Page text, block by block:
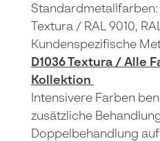
Standardmetallfarben:
Textura / RAL 9010,
Kundenspezifische
D1036 Textura / Alle
Kollektion
Intensivere Farben
zusätzliche
Doppelbehandlung